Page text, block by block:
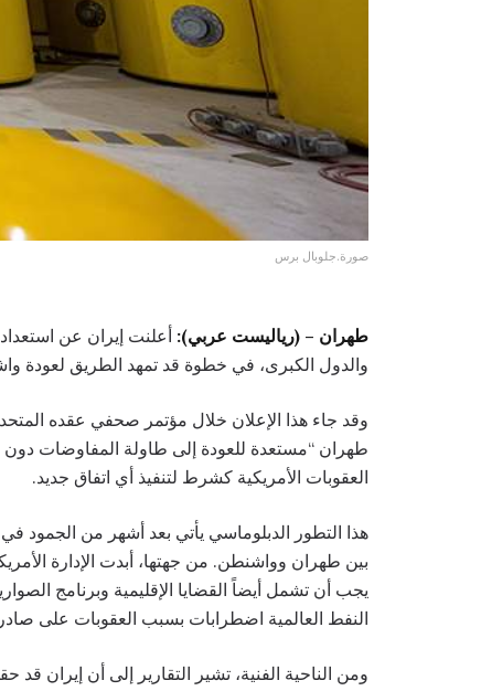
صورة.جلوبال برس
طهران – (رياليست عربي): أعلنت إيران عن
والدول الكبرى، في خطوة قد تمهد الطريق لعودة
وقد جاء هذا الإعلان خلال مؤتمر صحفي عقده
طهران “مستعدة للعودة إلى طاولة المفاوضات
العقوبات الأمريكية كشرط لتنفيذ أي اتفاق جديد.
هذا التطور الدبلوماسي يأتي بعد أشهر من الجمود
بين طهران وواشنطن. من جهتها، أبدت الإدارة
يجب أن تشمل أيضاً القضايا الإقليمية وبرنامج
النفط العالمية اضطرابات بسبب العقوبات على
ومن الناحية الفنية، تشير التقارير إلى أن إيران